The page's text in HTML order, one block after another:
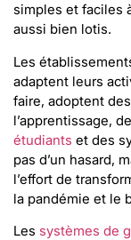
simples et faciles
aussi bien lotis.
Les
adaptent leurs
faire, adoptent
l’apprentissage,
étudiants et des
pas d’un hasard,
l’effort de
la pandémie et le
Les systèmes de